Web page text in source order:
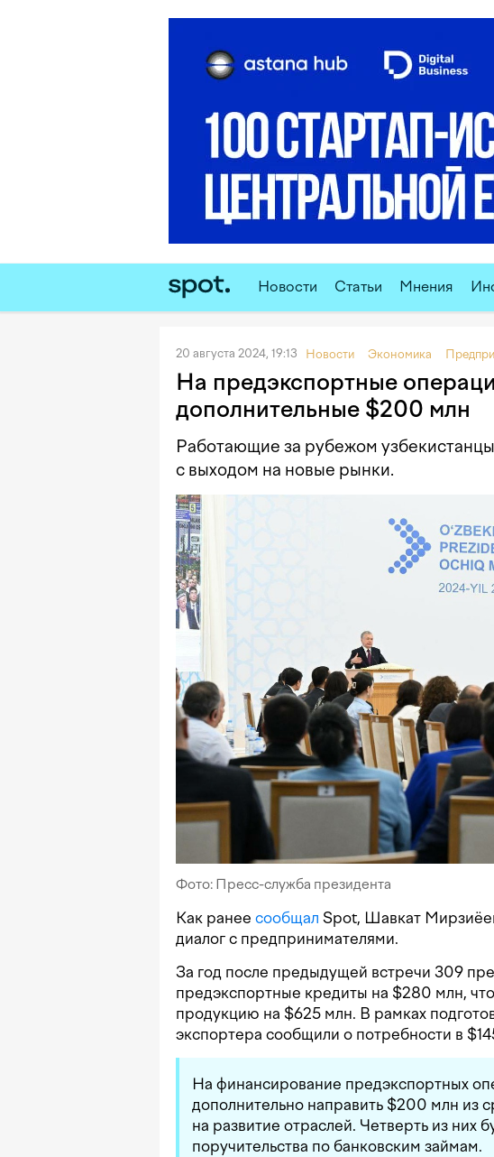
Новости Статьи Мнения
20 августа 2024, 19:13 Новости Экономика
На предэкспортные
дополнительные $200 млн
Работающие за рубежом
с выходом на новые рынки.
Фото: Пресс-служба президента
Как ранее сообщал Spot, Шавкат
диалог с предпринимателями.
За год после предыдущей встречи 309
предэкспортные кредиты на $280 млн,
продукцию на $625 млн. В рамках
экспортера сообщили о потребности в
На финансирование предэкспортных
дополнительно направить $200 млн из
на развитие отраслей. Четверть из них
поручительства по банковским займам.